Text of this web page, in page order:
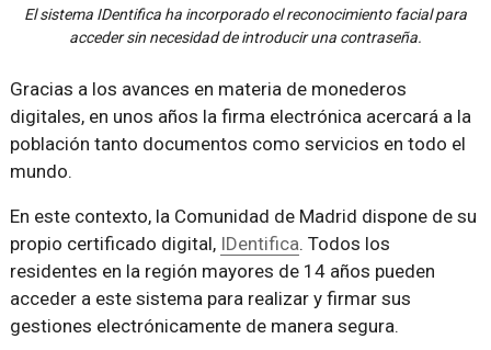
El sistema IDentifica ha incorporado el reconocimiento facial para
acceder sin necesidad de introducir una contraseña.
Gracias a los avances en materia de monederos
digitales, en unos años la firma electrónica acercará a la
población tanto documentos como servicios en todo el
mundo.
En este contexto, la Comunidad de Madrid dispone de su
propio certificado digital, IDentifica. Todos los
residentes en la región mayores de 14 años pueden
acceder a este sistema para realizar y firmar sus
gestiones electrónicamente de manera segura.